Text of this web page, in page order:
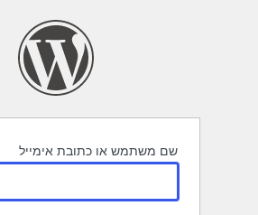
שם משתמש או כתובת אימייל